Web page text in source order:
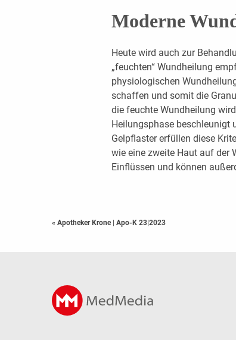
Moderne
Heute wird auch zur
„feuchten“ Wundheilung
physiologischen
schaffen und somit die
die feuchte Wundheilung
Heilungsphase beschleunigt
Gelpflaster erfüllen diese
wie eine zweite Haut auf der
Einflüssen und können
« Apotheker Krone | Apo-K 23|2023